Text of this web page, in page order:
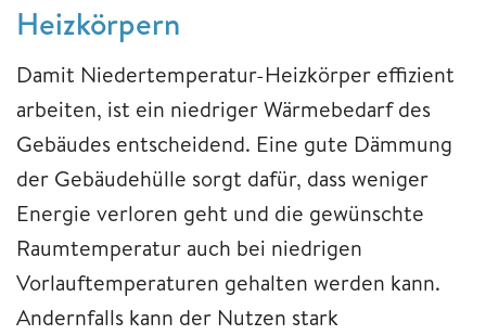
Heizkörpern
Damit Niedertemperatur-Heizkörper effizient
arbeiten, ist ein niedriger Wärmebedarf des
Gebäudes entscheidend. Eine gute Dämmung
der Gebäudehülle sorgt dafür, dass weniger
Energie verloren geht und die gewünschte
Raumtemperatur auch bei niedrigen
Vorlauftemperaturen gehalten werden kann.
Andernfalls kann der Nutzen stark